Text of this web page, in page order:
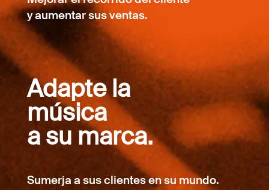
y aumentar sus ventas.
Adapte la
música
a su marca.
Sumerja a sus clientes en su mundo.